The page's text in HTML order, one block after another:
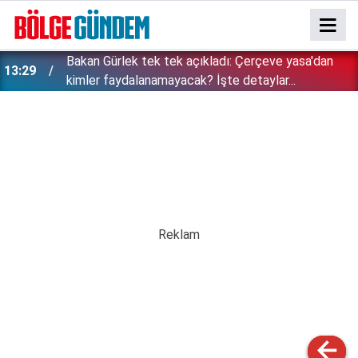
13:29
Bakan Gürlek tek tek açıkladı: Çerçeve yasa'dan
kimler faydalanamayacak? İşte detaylar...